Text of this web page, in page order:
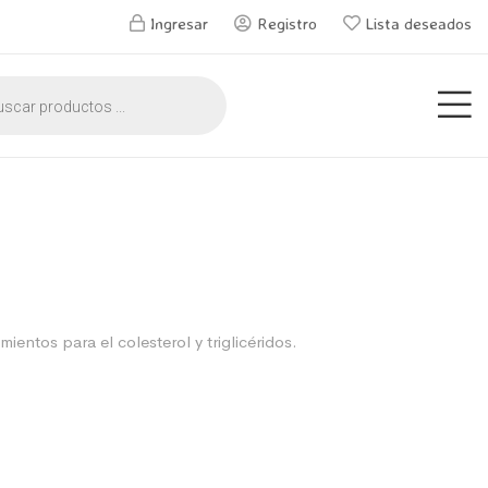
Ingresar Registro Lista deseados
para el colesterol y triglicéridos.